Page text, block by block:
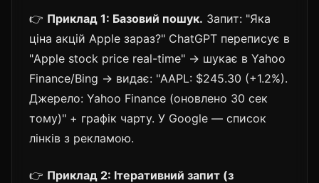
👉 Приклад 1: Базовий пошук. Запит: "Яка
ціна акцій Apple зараз?" ChatGPT переписує в
"Apple stock price real-time" → шукає в Yahoo
Finance/Bing → видає: "AAPL: $245.30 (+1.2%).
Джерело: Yahoo Finance (оновлено 30 сек
тому)" + графік чарту. У Google — список
лінків з рекламою.
👉 Приклад 2: Ітеративний запит (з